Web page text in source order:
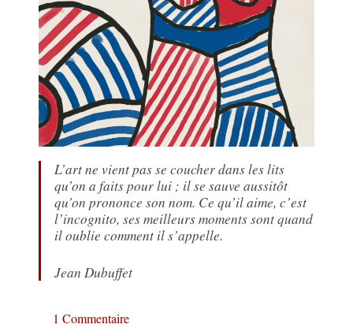
L’art ne vient pas se coucher dans les lits
qu’on a faits pour lui ; il se sauve aussitôt
qu’on prononce son nom. Ce qu’il aime, c’est
l’incognito, ses meilleurs moments sont quand
il oublie comment il s’appelle.
Jean Dubuffet
1 Commentaire